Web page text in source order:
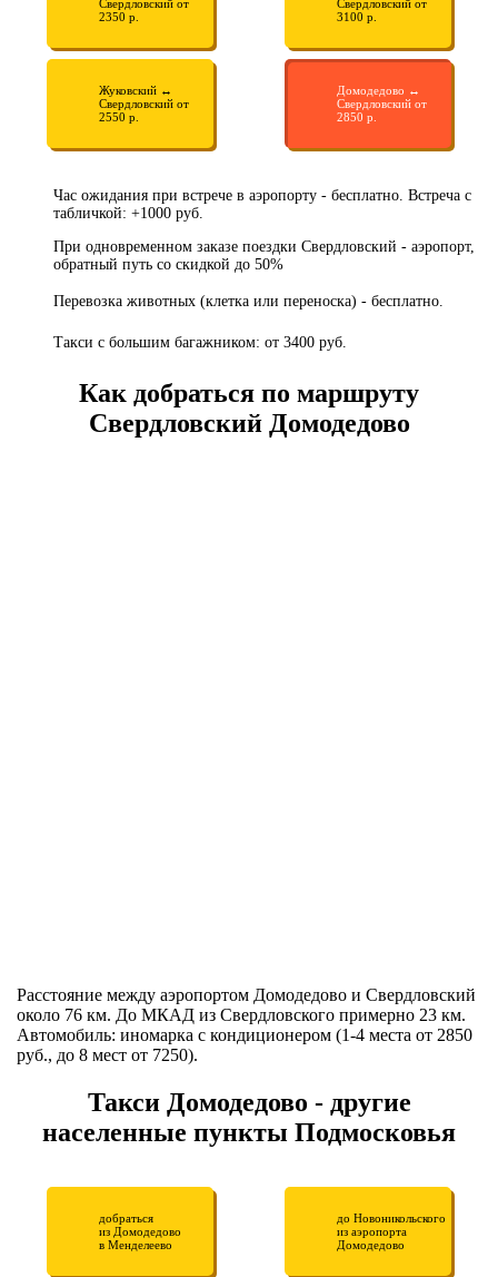
Свердловский от
2350 р.
Свердловский от
3100 р.
Жуковский ↔
Свердловский от
2550 р.
Домодедово ↔
Свердловский от
2850 р.
Час ожидания при встрече в аэропорту - бесплатно. Встреча с
табличкой: +1000 руб.
При одновременном заказе поездки Свердловский - аэропорт,
обратный путь со скидкой до 50%
Перевозка животных (клетка или переноска) - бесплатно.
Такси с большим багажником: от 3400 руб.
Как добраться по маршруту
Свердловский Домодедово
Расстояние между аэропортом Домодедово и Свердловский
около 76 км. До МКАД из Свердловского примерно 23 км.
Автомобиль: иномарка с кондиционером (1-4 места от 2850
руб., до 8 мест от 7250).
Такси Домодедово - другие
населенные пункты Подмосковья
добраться
из Домодедово
в Менделеево
до Новоникольского
из аэропорта
Домодедово